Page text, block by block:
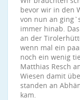
bevor wir in den
von nun an
immer hinab.
an der
wenn mal ein
noch ein wenig
Matthias Resch
Wiesen damit
standen an